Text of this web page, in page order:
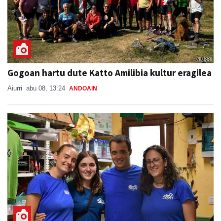
Gogoan hartu dute Katto Amilibia kultur eragilea
Aiurri abu 08, 13:24 ANDOAIN